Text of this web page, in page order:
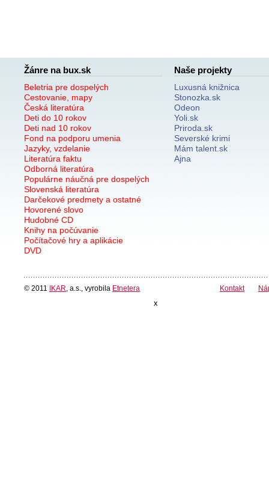
Žánre na bux.sk
Beletria pre dospelých
Cestovanie, mapy
Česká literatúra
Deti do 10 rokov
Deti nad 10 rokov
Fond na podporu umenia
Jazyky, vzdelanie
Literatúra faktu
Odborná literatúra
Populárne náučná pre dospelých
Slovenská literatúra
Darčekové predmety a ostatné
Hovorené slovo
Hudobné CD
Knihy na počúvanie
Počítačové hry a aplikácie
DVD
Naše projekty
Luxusná knižnica
Stonozka.sk
Odeon
Yoli.sk
Priroda.sk
Severské krimi
Mám talent.sk
Ajna
© 2011 IKAR , a.s., vyrobila Etnetera Kontakt
x